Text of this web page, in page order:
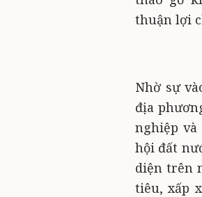
thuận lợi
Nhờ sự
địa
nghiệp
hội đất
diện trên
tiêu, xấp